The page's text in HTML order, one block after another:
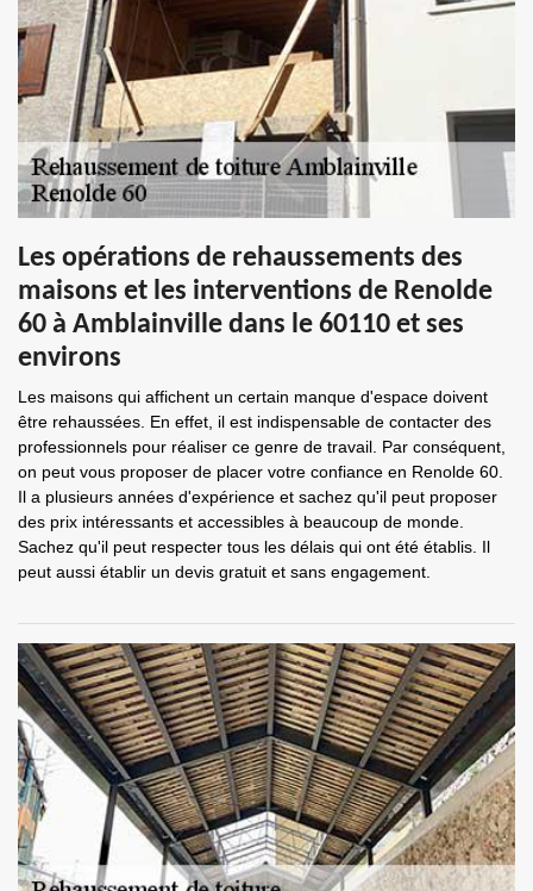
Les opérations de rehaussements des
maisons et les interventions de Renolde
60 à Amblainville dans le 60110 et ses
environs
Les maisons qui affichent un certain manque d'espace doivent
être rehaussées. En effet, il est indispensable de contacter des
professionnels pour réaliser ce genre de travail. Par conséquent,
on peut vous proposer de placer votre confiance en Renolde 60.
Il a plusieurs années d'expérience et sachez qu'il peut proposer
des prix intéressants et accessibles à beaucoup de monde.
Sachez qu'il peut respecter tous les délais qui ont été établis. Il
peut aussi établir un devis gratuit et sans engagement.